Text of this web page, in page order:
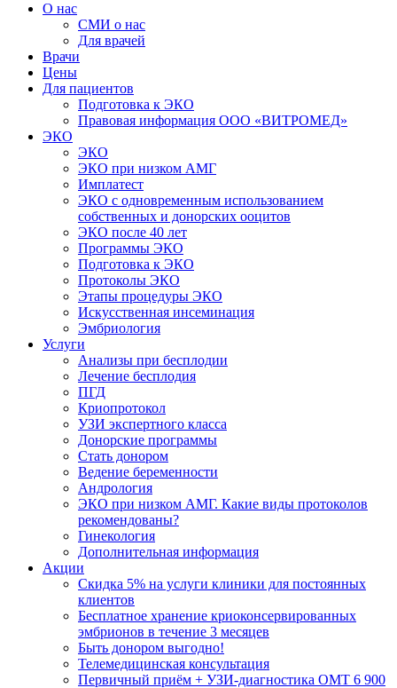
О нас
СМИ о нас
Для врачей
Врачи
Цены
Для пациентов
Подготовка к ЭКО
Правовая информация ООО «ВИТРОМЕД»
ЭКО
ЭКО
ЭКО при низком АМГ
Имплатест
ЭКО с одновременным использованием
собственных и донорских ооцитов
ЭКО после 40 лет
Программы ЭКО
Подготовка к ЭКО
Протоколы ЭКО
Этапы процедуры ЭКО
Искусственная инсеминация
Эмбриология
Услуги
Анализы при бесплодии
Лечение бесплодия
ПГД
Криопротокол
УЗИ экспертного класса
Донорские программы
Стать донором
Ведение беременности
Андрология
ЭКО при низком АМГ. Какие виды протоколов
рекомендованы?
Гинекология
Дополнительная информация
Акции
Скидка 5% на услуги клиники для постоянных
клиентов
Бесплатное хранение криоконсервированных
эмбрионов в течение 3 месяцев
Быть донором выгодно!
Телемедицинская консультация
Первичный приём + УЗИ-диагностика ОМТ 6 900